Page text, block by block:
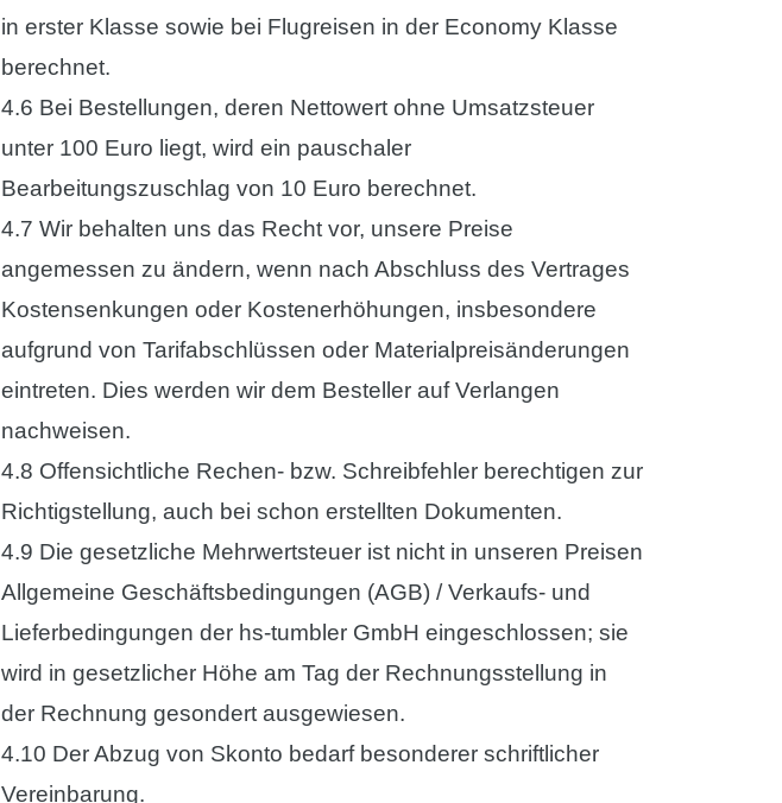
in erster Klasse sowie bei Flugreisen in der Economy Klasse
berechnet.
4.6 Bei Bestellungen, deren Nettowert ohne Umsatzsteuer
unter 100 Euro liegt, wird ein pauschaler
Bearbeitungszuschlag von 10 Euro berechnet.
4.7 Wir behalten uns das Recht vor, unsere Preise
angemessen zu ändern, wenn nach Abschluss des Vertrages
Kostensenkungen oder Kostenerhöhungen, insbesondere
aufgrund von Tarifabschlüssen oder Materialpreisänderungen
eintreten. Dies werden wir dem Besteller auf Verlangen
nachweisen.
4.8 Offensichtliche Rechen- bzw. Schreibfehler berechtigen zur
Richtigstellung, auch bei schon erstellten Dokumenten.
4.9 Die gesetzliche Mehrwertsteuer ist nicht in unseren Preisen
Allgemeine Geschäftsbedingungen (AGB) / Verkaufs- und
Lieferbedingungen der hs-tumbler GmbH eingeschlossen; sie
wird in gesetzlicher Höhe am Tag der Rechnungsstellung in
der Rechnung gesondert ausgewiesen.
4.10 Der Abzug von Skonto bedarf besonderer schriftlicher
Vereinbarung.